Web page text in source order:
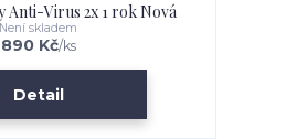
Anti-Virus 2x 1 rok Nová
890 Kč/ks
Není skladem
Detail